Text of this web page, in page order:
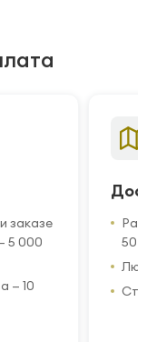
заказе
5 000
— 10
50